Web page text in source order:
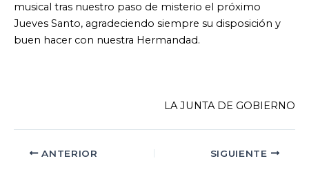
musical tras nuestro paso de misterio el próximo
Jueves Santo, agradeciendo siempre su disposición y
buen hacer con nuestra Hermandad.
LA JUNTA DE GOBIERNO
ANTERIOR SIGUIENTE